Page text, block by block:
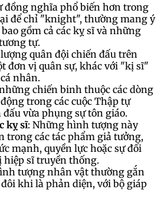
đồng nghĩa phổ biến hơn trong
để chỉ "knight", thường mang ý
gồm cả các kỵ sĩ và những
tự.
quân đội chiến đấu trên
đơn vị quân sự, khác với "kị sĩ"
nhân.
chiến binh thuộc các dòng
trong các cuộc Thập tự
vừa phụng sự tôn giáo.
kỵ sĩ: Những hình tượng này
trong các tác phẩm giả tưởng,
mạnh, quyền lực hoặc sự đối
hiệp sĩ truyền thống.
tượng nhân vật thường gắn
khi là phản diện, với bộ giáp